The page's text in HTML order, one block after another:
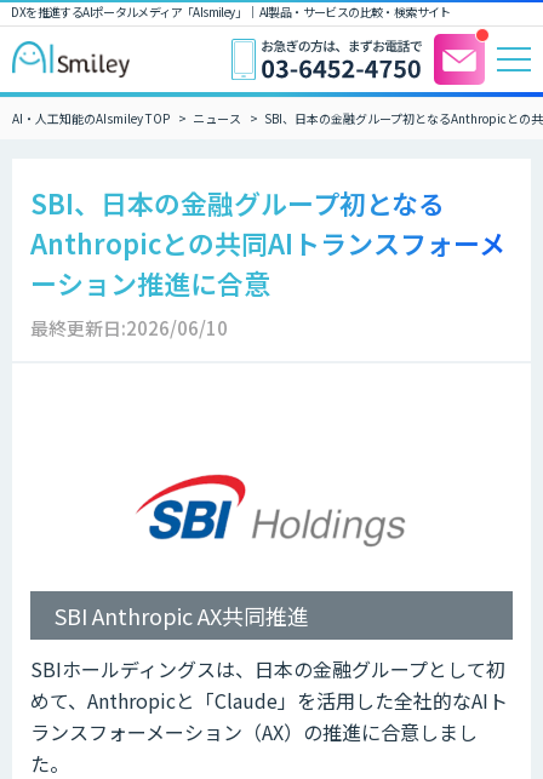
DXを推進するAIポータルメディア「AIsmiley」｜ AI製品・サービスの比較・検索サイト
AI・人工知能のAIsmiley TOP ニュース SBI、日本の金融グループ初となるAnthropicとの
SBI、日本の金融グループ初となる
Anthropicとの共同AIトランスフォーメ
ーション推進に合意
最終更新日:2026/06/10
SBI Anthropic AX共同推進
SBIホールディングスは、日本の金融グループとして初
めて、Anthropicと「Claude」を活用した全社的なAIト
ランスフォーメーション（AX）の推進に合意しまし
た。